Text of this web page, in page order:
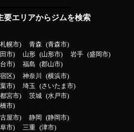
要エリアからジムを検索
札幌市 青森
青森市
市 山形 山形市 岩手
盛岡市
市 福島 郡山市
区 神奈川
横浜市
市 埼玉
さいたま市
宮市 茨城
水戸市
市
屋市 静岡
静岡市
市 三重 津市